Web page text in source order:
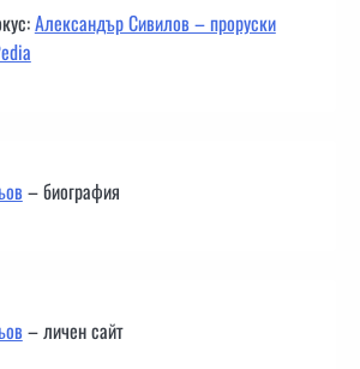
Александър Сивилов – проруски
– биография
– личен сайт